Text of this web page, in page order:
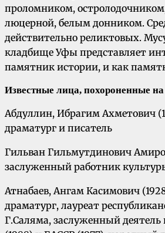
проломником,
люцерной, белым донником.
действительно реликтовых.
кладбище Уфы представляет
памятник истории, и как
Известные лица, похороненные
Абдуллин, Ибрагим Ахметович
драматург и писатель
Гильван Гильмутдинович
заслуженный работник
Атнабаев, Ангам Касимович
драматург, лауреат
Г.Саляма, заслуженный деятель